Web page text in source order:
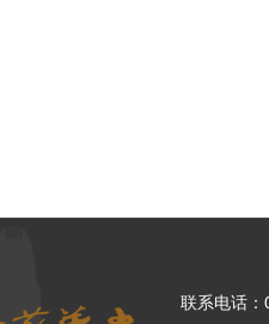
联系电话